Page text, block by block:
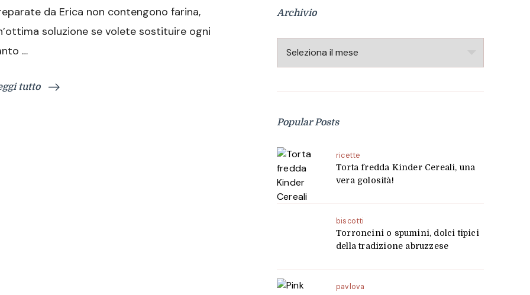
da Erica non contengono farina,
soluzione se volete sostituire ogni
…
tutto
Archivio
Archivio
Popular Posts
ricette
Torta fredda Kinder Cereali, una
vera golosità!
biscotti
Torroncini o spumini, dolci tipici
della tradizione abruzzese
pavlova